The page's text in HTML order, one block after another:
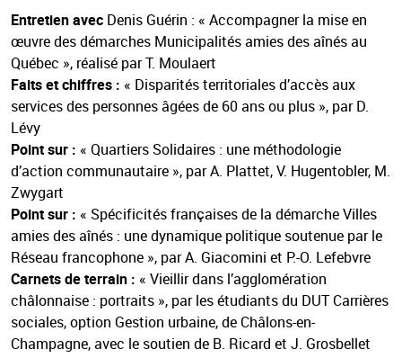
Entretien avec Denis Guérin : « Accompagner la mise en
œuvre des démarches Municipalités amies des aînés au
Québec », réalisé par T. Moulaert
Faits et chiffres : « Disparités territoriales d’accès aux
services des personnes âgées de 60 ans ou plus », par D.
Lévy
Point sur : « Quartiers Solidaires : une méthodologie
d’action communautaire », par A. Plattet, V. Hugentobler, M.
Zwygart
Point sur : « Spécificités françaises de la démarche Villes
amies des aînés : une dynamique politique soutenue par le
Réseau francophone », par A. Giacomini et P.-O. Lefebvre
Carnets de terrain : « Vieillir dans l’agglomération
châlonnaise : portraits », par les étudiants du DUT Carrières
sociales, option Gestion urbaine, de Châlons-en-
Champagne, avec le soutien de B. Ricard et J. Grosbellet